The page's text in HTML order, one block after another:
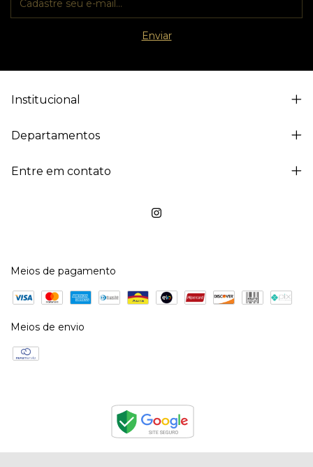
Institucional
Departamentos
Entre em contato
Meios de pagamento
Meios de envio